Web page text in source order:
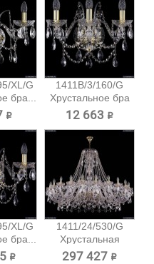
XL/G
бра...
₽
1411B/3/160/G
Хрустальное бра
Bohemia...
12 663 ₽
XL/G
бра...
₽
1411/24/530/G
Хрустальная
подвесная...
297 427 ₽